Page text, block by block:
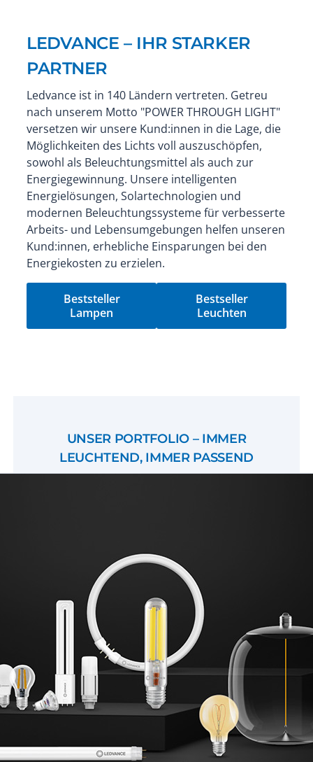
LEDVANCE – IHR STARKER
PARTNER
Ledvance ist in 140 Ländern vertreten. Getreu
nach unserem Motto "POWER THROUGH LIGHT"
versetzen wir unsere Kund:innen in die Lage, die
Möglichkeiten des Lichts voll auszuschöpfen,
sowohl als Beleuchtungsmittel als auch zur
Energiegewinnung. Unsere intelligenten
Energielösungen, Solartechnologien und
modernen Beleuchtungssysteme für verbesserte
Arbeits- und Lebensumgebungen helfen unseren
Kund:innen, erhebliche Einsparungen bei den
Energiekosten zu erzielen.
Beststeller
Lampen
Bestseller
Leuchten
UNSER PORTFOLIO – IMMER
LEUCHTEND, IMMER PASSEND